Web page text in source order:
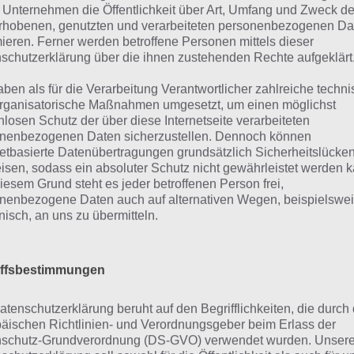
Begriffserklärung
ist die Lösung für das tägliche Bonus Rätsel am
welche Bedeutung hat dieses eigentlich und was gibt
Wort auch zu Weihnachten? Zu bestimmten Lösungen
gleich mal eine Quizfrage: Weißt du, wieviele
Unternehmen die Öffentlichkeit über Art, Umfang und Zweck
genutzten und verarbeiteten personenbezogenen
Ferner werden betroffene Personen mittels dieser
über die ihnen zustehenden Rechte aufgeklärt.
als für die Verarbeitung Verantwortlicher zahlreiche
Maßnahmen umgesetzt, um einen möglichst
Schutz der über diese Internetseite verarbeiteten
Daten sicherzustellen. Dennoch können
Datenübertragungen grundsätzlich Sicherheitslücken
sodass ein absoluter Schutz nicht gewährleistet werden
Grund steht es jeder betroffenen Person frei,
Daten auch auf alternativen Wegen,
an uns zu übermitteln.
beruht auf den Begrifflichkeiten, die durch
Richtlinien- und Verordnungsgeber beim Erlass der
Grundverordnung (DS-GVO) verwendet wurden. Unsere